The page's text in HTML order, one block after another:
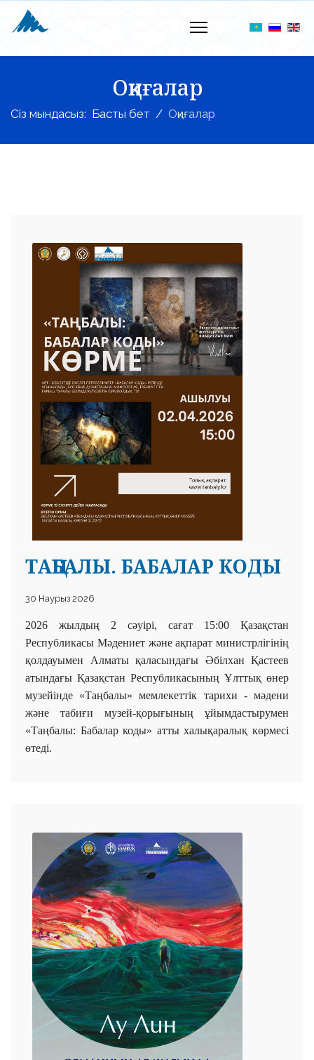
Оқиғалар
Сіз мындасыз: Басты бет Оқиғалар
ТАҢБАЛЫ. БАБАЛАР КОДЫ
30 Наурыз 2026
2026 жылдың 2 сәуірі, сағат 15:00 Қазақстан
Республикасы Мәдениет және ақпарат министрлігінің
қолдауымен Алматы қаласындағы Әбілхан Қастеев
атындағы Қазақстан Республикасының Ұлттық өнер
музейінде «Таңбалы» мемлекеттік тарихи - мәдени
және табиғи музей-қорығының ұйымдастырумен
«Таңбалы: Бабалар коды» атты халықаралық көрмесі
өтеді.